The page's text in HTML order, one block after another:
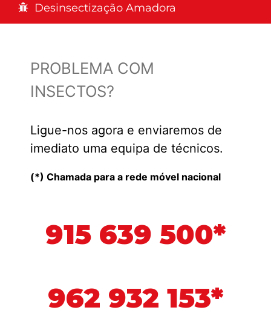
Desinsectização Amadora
PROBLEMA COM
INSECTOS?
Ligue-nos agora e enviaremos de
imediato uma equipa de técnicos.
(*) Chamada para a rede móvel nacional
915 639 500*
962 932 153*